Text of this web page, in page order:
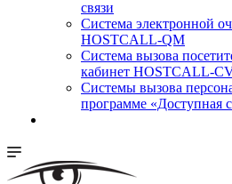
связи
Система электронной
HOSTCALL-QM
Cистема вызова
кабинет HOSTCALL-
Системы вызова
программе «Доступная